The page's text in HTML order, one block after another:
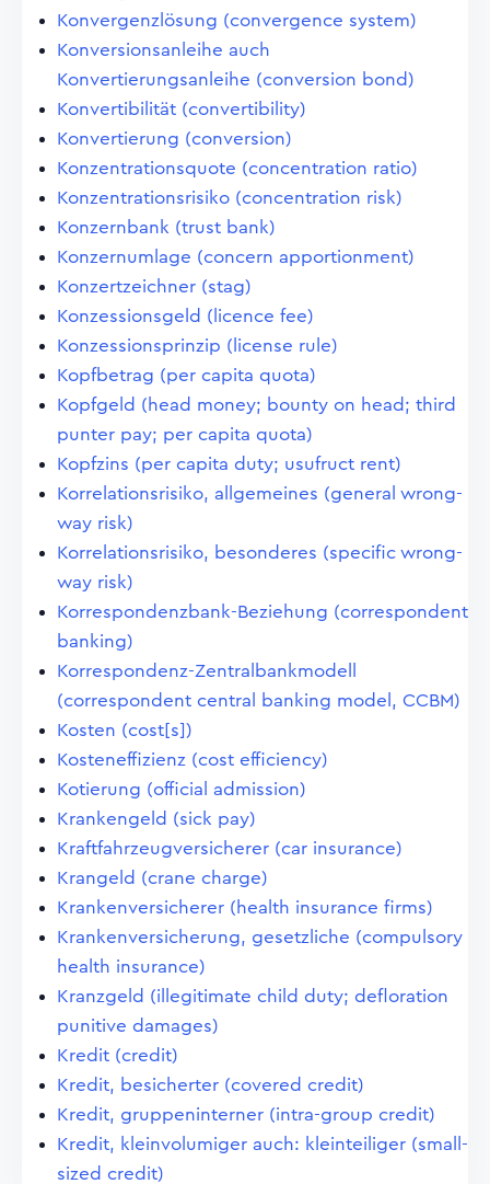
Konvergenzlösung (convergence system)
Konversionsanleihe auch
Konvertierungsanleihe (conversion bond)
Konvertibilität (convertibility)
Konvertierung (conversion)
Konzentrationsquote (concentration ratio)
Konzentrationsrisiko (concentration risk)
Konzernbank (trust bank)
Konzernumlage (concern apportionment)
Konzertzeichner (stag)
Konzessionsgeld (licence fee)
Konzessionsprinzip (license rule)
Kopfbetrag (per capita quota)
Kopfgeld (head money; bounty on head; third
punter pay; per capita quota)
Kopfzins (per capita duty; usufruct rent)
Korrelationsrisiko, allgemeines (general wrong-
way risk)
Korrelationsrisiko, besonderes (specific wrong-
way risk)
Korrespondenzbank-Beziehung (correspondent
banking)
Korrespondenz-Zentralbankmodell
(correspondent central banking model, CCBM)
Kosten (cost[s])
Kosteneffizienz (cost efficiency)
Kotierung (official admission)
Krankengeld (sick pay)
Kraftfahrzeugversicherer (car insurance)
Krangeld (crane charge)
Krankenversicherer (health insurance firms)
Krankenversicherung, gesetzliche (compulsory
health insurance)
Kranzgeld (illegitimate child duty; defloration
punitive damages)
Kredit (credit)
Kredit, besicherter (covered credit)
Kredit, gruppeninterner (intra-group credit)
Kredit, kleinvolumiger auch: kleinteiliger (small-
sized credit)